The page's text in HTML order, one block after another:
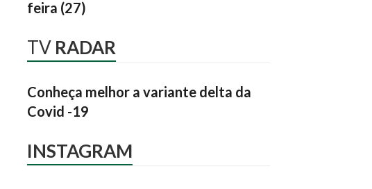
feira (27)
TV RADAR
Conheça melhor a variante delta da
Covid -19
INSTAGRAM